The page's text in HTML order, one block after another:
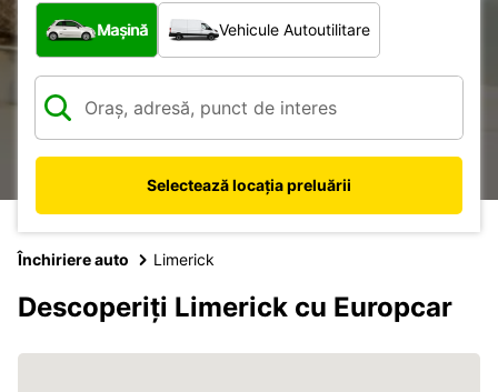
Ce tip de vehicul?
Mașină Vehicule Autoutilitare
Selectează locația preluării
Închiriere auto Limerick
Descoperiți Limerick cu Europcar